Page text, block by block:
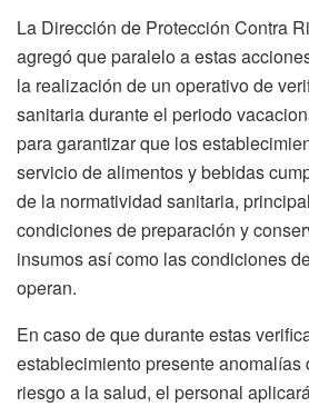
La Dirección de Protección Contra
agregó que paralelo a estas
la realización de un operativo de
sanitaria durante el periodo
para garantizar que los
servicio de alimentos y bebidas
de la normatividad sanitaria,
condiciones de preparación y
insumos así como las condiciones
operan.
En caso de que durante estas
establecimiento presente anomalías
riesgo a la salud, el personal